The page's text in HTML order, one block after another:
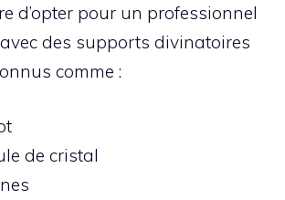
d’opter pour un professionnel
des supports divinatoires
comme :
de cristal